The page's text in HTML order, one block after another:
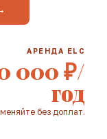
АРЕНДА ELC
000 ₽/
год
без доплат.